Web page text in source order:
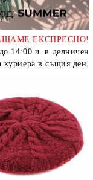
ЕКСПРЕСНО!
14:00 ч. в делничен
куриера в същия ден.